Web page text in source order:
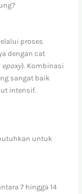
proses
dengan cat
epoxy). Kombinasi
sangat baik
intensif.
untuk
7 hingga 14